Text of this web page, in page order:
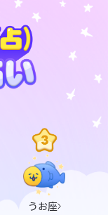
うお座